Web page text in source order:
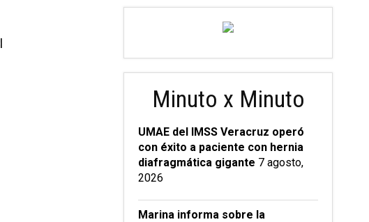
Minuto x Minuto
UMAE del IMSS Veracruz operó
con éxito a paciente con hernia
diafragmática gigante 7 agosto,
2026
Marina informa sobre la